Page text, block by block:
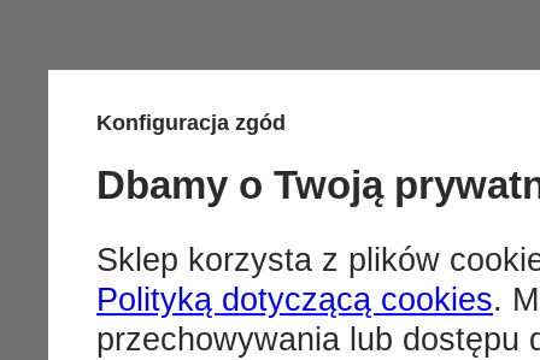
Konfiguracja zgód
Dbamy o Twoją
Sklep korzysta z plików
Polityką dotyczącą cookies.
przechowywania lub dostępu